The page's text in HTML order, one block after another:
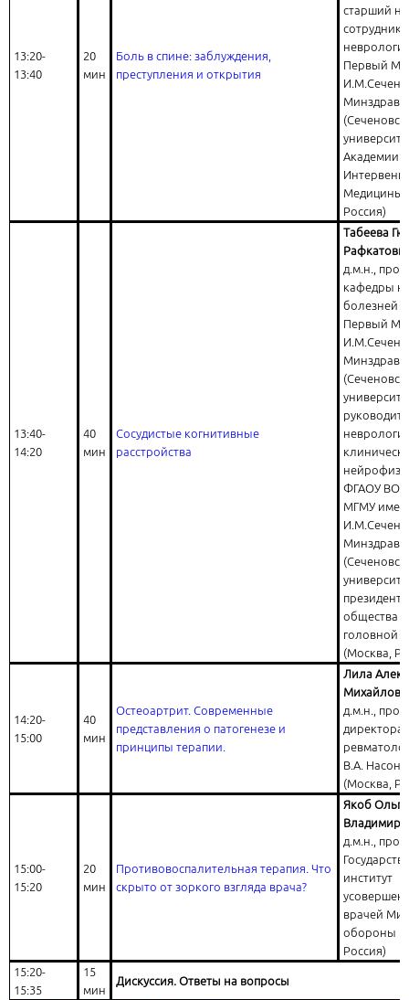
13:20-
13:40
20
мин
Боль в спине: заблуждения,
преступления и открытия
старший
сотрудник
Первый
Минздрава
Академии
Медицины
Россия)
13:40-
14:20
40
мин
Сосудистые когнитивные
расстройства
Табеева
д.м.н.,
кафедры
болезней
Первый
Минздрава
ФГАОУ ВО
МГМУ
Минздрава
президент
общества
головной
(Москва,
14:20-
15:00
40
мин
Остеоартрит. Современные
представления о патогенезе и
принципы терапии.
Лила
д.м.н.,
В.А.
(Москва,
15:00-
15:20
20
мин
Противовоспалительная терапия. Что
скрыто от зоркого взгляда врача?
Якоб Ольга
д.м.н.,
институт
врачей
обороны
Россия)
15:20-
15:35
15
мин
Дискуссия. Ответы на вопросы